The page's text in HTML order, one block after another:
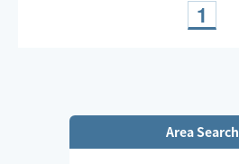
1
Area Search